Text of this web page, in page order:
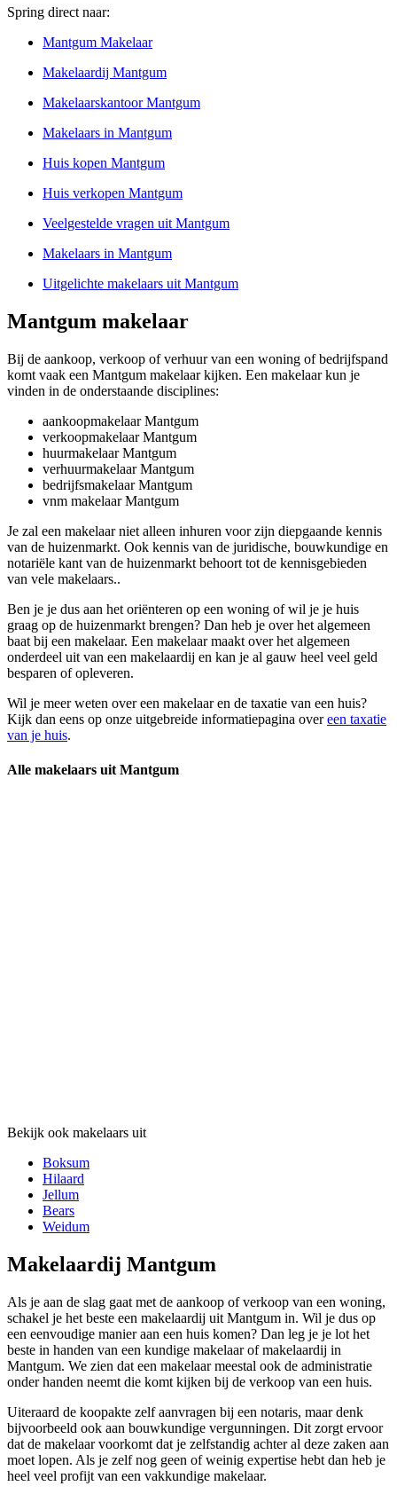
Spring direct naar:
Mantgum Makelaar
Makelaardij Mantgum
Makelaarskantoor Mantgum
Makelaars in Mantgum
Huis kopen Mantgum
Huis verkopen Mantgum
Veelgestelde vragen uit Mantgum
Makelaars in Mantgum
Uitgelichte makelaars uit Mantgum
Mantgum makelaar
Bij de aankoop, verkoop of verhuur van een woning of bedrijfspand
komt vaak een Mantgum makelaar kijken. Een makelaar kun je
vinden in de onderstaande disciplines:
aankoopmakelaar Mantgum
verkoopmakelaar Mantgum
huurmakelaar Mantgum
verhuurmakelaar Mantgum
bedrijfsmakelaar Mantgum
vnm makelaar Mantgum
Je zal een makelaar niet alleen inhuren voor zijn diepgaande kennis
van de huizenmarkt. Ook kennis van de juridische, bouwkundige en
notariële kant van de huizenmarkt behoort tot de kennisgebieden
van vele makelaars..
Ben je je dus aan het oriënteren op een woning of wil je je huis
graag op de huizenmarkt brengen? Dan heb je over het algemeen
baat bij een makelaar. Een makelaar maakt over het algemeen
onderdeel uit van een makelaardij en kan je al gauw heel veel geld
besparen of opleveren.
Wil je meer weten over een makelaar en de taxatie van een huis?
Kijk dan eens op onze uitgebreide informatiepagina overeen taxatie
van je huis.
Alle makelaars uit Mantgum
Bekijk ook makelaars uit
Boksum
Hilaard
Jellum
Bears
Weidum
Makelaardij Mantgum
Als je aan de slag gaat met de aankoop of verkoop van een woning,
schakel je het beste een makelaardij uit Mantgum in. Wil je dus op
een eenvoudige manier aan een huis komen? Dan leg je je lot het
beste in handen van een kundige makelaar of makelaardij in
Mantgum. We zien dat een makelaar meestal ook de administratie
onder handen neemt die komt kijken bij de verkoop van een huis.
Uiteraard de koopakte zelf aanvragen bij een notaris, maar denk
bijvoorbeeld ook aan bouwkundige vergunningen. Dit zorgt ervoor
dat de makelaar voorkomt dat je zelfstandig achter al deze zaken aan
moet lopen. Als je zelf nog geen of weinig expertise hebt dan heb je
heel veel profijt van een vakkundige makelaar.